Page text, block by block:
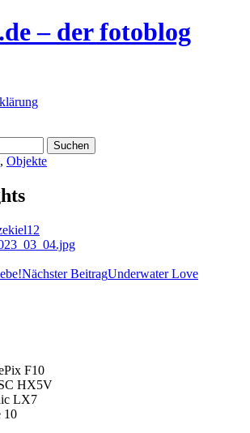
– der fotoblog
, Objekte
Nächster BeitragUnderwater Love
F10
HX5V
LX7
10